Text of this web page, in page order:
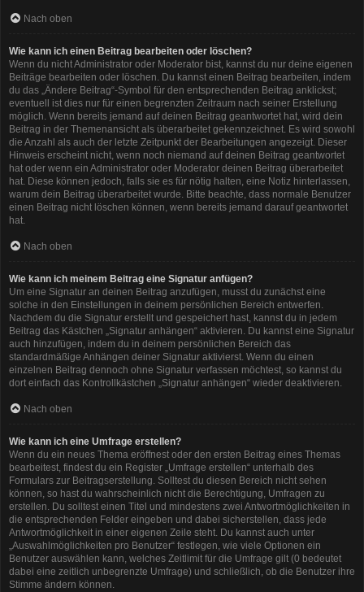
Nach oben
Wie kann ich einen Beitrag bearbeiten oder löschen?
Wenn du nicht Administrator oder Moderator bist, kannst du nur deine eigenen
Beiträge bearbeiten oder löschen. Du kannst einen Beitrag bearbeiten, indem
du das „Ändere Beitrag“-Symbol für den entsprechenden Beitrag anklickst;
eventuell ist dies nur für einen begrenzten Zeitraum nach seiner Erstellung
möglich. Wenn bereits jemand auf deinen Beitrag geantwortet hat, wird dein
Beitrag in der Themenansicht als überarbeitet gekennzeichnet. Es wird sowohl
die Anzahl als auch der letzte Zeitpunkt der Bearbeitungen angezeigt. Dieser
Hinweis erscheint nicht, wenn noch niemand auf deinen Beitrag geantwortet
hat oder wenn ein Administrator oder Moderator deinen Beitrag überarbeitet
hat. Diese können jedoch, falls sie es für nötig halten, eine Notiz hinterlassen,
warum dein Beitrag überarbeitet wurde. Bitte beachte, dass normale Benutzer
einen Beitrag nicht löschen können, wenn bereits jemand darauf geantwortet
hat.
Nach oben
Wie kann ich meinem Beitrag eine Signatur anfügen?
Um eine Signatur an deinen Beitrag anzufügen, musst du zunächst eine
solche in den Einstellungen in deinem persönlichen Bereich entwerfen.
Nachdem du die Signatur erstellt und gespeichert hast, kannst du in jedem
Beitrag das Kästchen „Signatur anhängen“ aktivieren. Du kannst eine Signatur
auch hinzufügen, indem du in deinem persönlichen Bereich das
standardmäßige Anhängen deiner Signatur aktivierst. Wenn du einen
einzelnen Beitrag dennoch ohne Signatur verfassen möchtest, so kannst du
dort einfach das Kontrollkästchen „Signatur anhängen“ wieder deaktivieren.
Nach oben
Wie kann ich eine Umfrage erstellen?
Wenn du ein neues Thema eröffnest oder den ersten Beitrag eines Themas
bearbeitest, findest du ein Register „Umfrage erstellen“ unterhalb des
Formulars zur Beitragserstellung. Solltest du diesen Bereich nicht sehen
können, so hast du wahrscheinlich nicht die Berechtigung, Umfragen zu
erstellen. Du solltest einen Titel und mindestens zwei Antwortmöglichkeiten in
die entsprechenden Felder eingeben und dabei sicherstellen, dass jede
Antwortmöglichkeit in einer eigenen Zeile steht. Du kannst auch unter
„Auswahlmöglichkeiten pro Benutzer“ festlegen, wie viele Optionen ein
Benutzer auswählen kann, welches Zeitlimit für die Umfrage gilt (0 bedeutet
dabei eine zeitlich unbegrenzte Umfrage) und schließlich, ob die Benutzer ihre
Stimme ändern können.